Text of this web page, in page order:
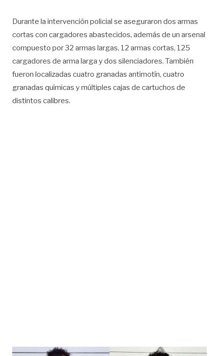
Durante la intervención policial se aseguraron dos armas
cortas con cargadores abastecidos, además de un arsenal
compuesto por 32 armas largas, 12 armas cortas, 125
cargadores de arma larga y dos silenciadores. También
fueron localizadas cuatro granadas antimotín, cuatro
granadas químicas y múltiples cajas de cartuchos de
distintos calibres.